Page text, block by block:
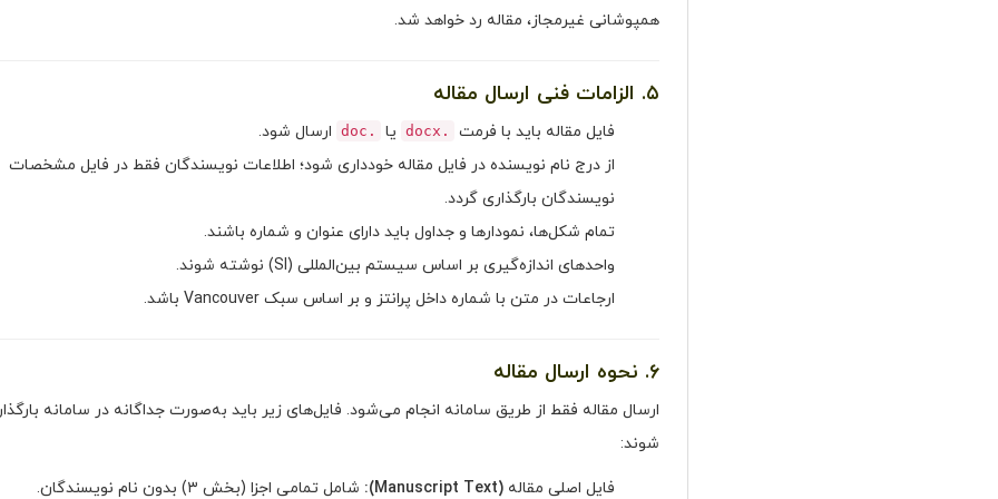
همپوشانی غیرمجاز، مقاله رد خواهد شد.
۵. الزامات فنی ارسال مقاله
فایل مقاله باید با فرمت .docx یا .doc
ارسال شود.
از درج نام نویسنده در فایل مقاله خودداری شود؛ اطلاعات نویسندگان فقط در فایل مشخصات
نویسندگان بارگذاری گردد.
تمام شکل‌ها، نمودارها و جداول باید دارای عنوان و شماره باشند.
واحدهای اندازه‌گیری بر اساس سیستم بین‌المللی (SI) نوشته شوند.
ارجاعات در متن با شماره داخل پرانتز و بر اساس سبک Vancouver باشد.
۶. نحوه ارسال مقاله
ارسال مقاله فقط از طریق سامانه انجام می‌شود. فایل‌های زیر باید به‌صورت جداگانه در سامانه
شوند:
فایل اصلی مقاله (Manuscript Text): شامل تمامی اجزا (بخش ۳) بدون نام نویسندگان.